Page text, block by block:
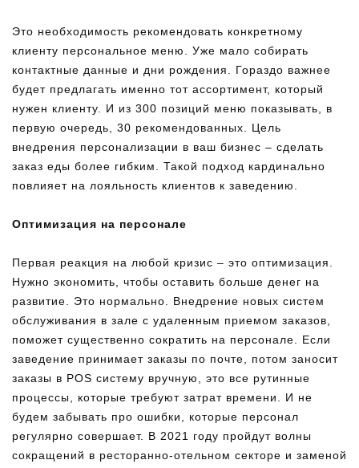
Это необходимость рекомендовать конкретному
клиенту персональное меню. Уже мало собирать
контактные данные и дни рождения. Гораздо важнее
будет предлагать именно тот ассортимент, который
нужен клиенту. И из 300 позиций меню показывать, в
первую очередь, 30 рекомендованных. Цель
внедрения персонализации в ваш бизнес – сделать
заказ еды более гибким. Такой подход кардинально
повлияет на лояльность клиентов к заведению.
Оптимизация на персонале
Первая реакция на любой кризис – это оптимизация.
Нужно экономить, чтобы оставить больше денег на
развитие. Это нормально. Внедрение новых систем
обслуживания в зале с удаленным приемом заказов,
поможет существенно сократить на персонале. Если
заведение принимает заказы по почте, потом заносит
заказы в POS систему вручную, это все рутинные
процессы, которые требуют затрат времени. И не
будем забывать про ошибки, которые персонал
регулярно совершает. В 2021 году пройдут волны
сокращений в ресторанно-отельном секторе и заменой